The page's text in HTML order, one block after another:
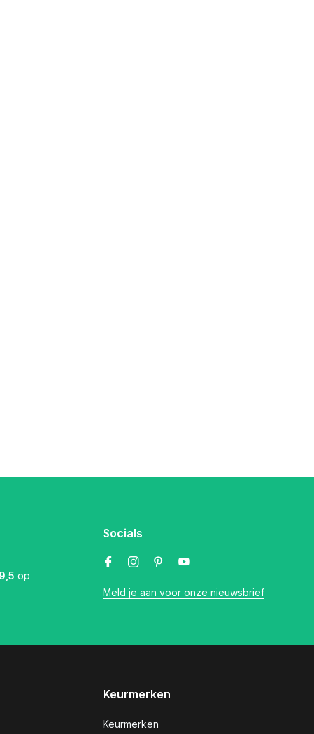
9,5 op
Socials
Meld je aan voor onze nieuwsbrief
Keurmerken
Keurmerken